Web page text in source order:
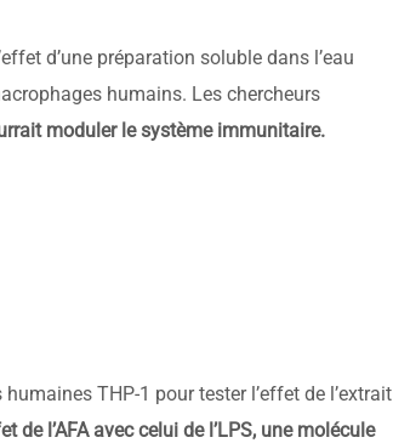
d’une préparation soluble dans l’eau
humains. Les chercheurs
moduler le système immunitaire.
THP-1 pour tester l’effet de l’extrait
de l’AFA avec celui de l’LPS, une molécule